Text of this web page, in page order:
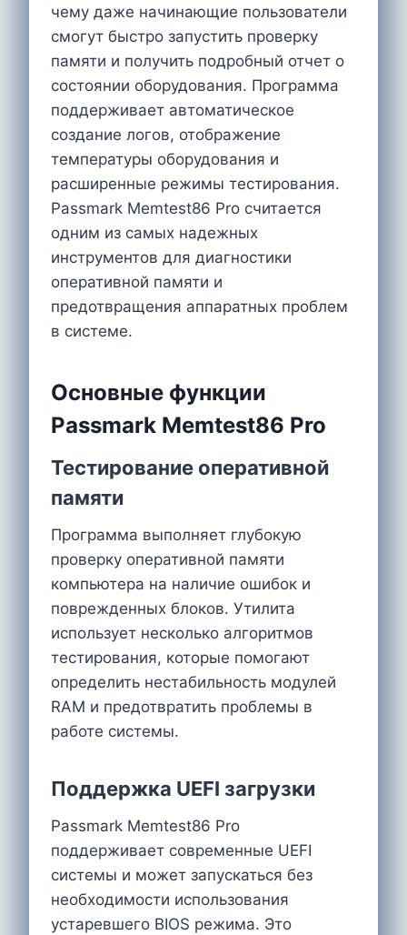
чему даже начинающие пользователи
смогут быстро запустить проверку
памяти и получить подробный отчет о
состоянии оборудования. Программа
поддерживает автоматическое
создание логов, отображение
температуры оборудования и
расширенные режимы тестирования.
Passmark Memtest86 Pro считается
одним из самых надежных
инструментов для диагностики
оперативной памяти и
предотвращения аппаратных проблем
в системе.
Основные функции
Passmark Memtest86 Pro
Тестирование оперативной
памяти
Программа выполняет глубокую
проверку оперативной памяти
компьютера на наличие ошибок и
поврежденных блоков. Утилита
использует несколько алгоритмов
тестирования, которые помогают
определить нестабильность модулей
RAM и предотвратить проблемы в
работе системы.
Поддержка UEFI загрузки
Passmark Memtest86 Pro
поддерживает современные UEFI
системы и может запускаться без
необходимости использования
устаревшего BIOS режима. Это